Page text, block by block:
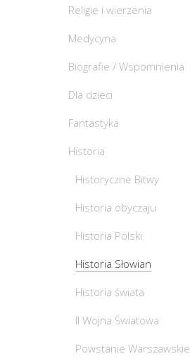
Religie i wierzenia
Medycyna
Biografie / Wspomnienia
Dla dzieci
Fantastyka
Historia
Historyczne Bitwy
Historia obyczaju
Historia Polski
Historia Słowian
Historia świata
II Wojna Światowa
Powstanie Warszawskie